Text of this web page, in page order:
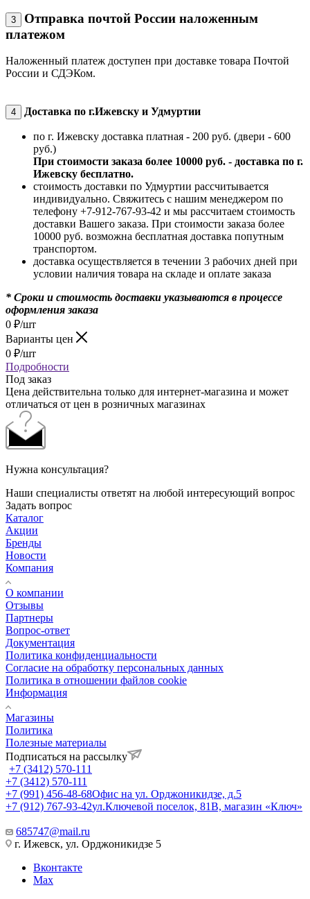
3
Отправка почтой России наложенным
платежом
Наложенный платеж доступен при доставке товара Почтой
России и СДЭКом.
4 Доставка по г.Ижевску и Удмуртии
по г. Ижевску доставка платная - 200 руб. (двери - 600
руб.)
При стоимости заказа более 10000 руб. - доставка по г.
Ижевску бесплатно.
стоимость доставки по Удмуртии рассчитывается
индивидуально. Свяжитесь с нашим менеджером по
телефону +7-912-767-93-42 и мы рассчитаем стоимость
доставки Вашего заказа. При стоимости заказа более
10000 руб. возможна бесплатная доставка попутным
транспортом.
доставка осуществляется в течении 3 рабочих дней при
условии наличия товара на складе и оплате заказа
* Сроки и стоимость доставки указываются в процессе
оформления заказа
0 ₽/шт
Варианты цен
0 ₽/шт
Подробности
Под заказ
Цена действительна только для интернет-магазина и может
отличаться от цен в розничных магазинах
Нужна консультация?
Наши специалисты ответят на любой интересующий вопрос
Задать вопрос
Каталог
Акции
Бренды
Новости
Компания
О компании
Отзывы
Партнеры
Вопрос-ответ
Документация
Политика конфиденциальности
Согласие на обработку персональных данных
Политика в отношении файлов cookie
Информация
Магазины
Политика
Полезные материалы
Подписаться на рассылку
+7 (3412) 570-111
+7 (3412) 570-111
+7 (991) 456-48-68Офис на ул. Орджоникидзе, д.5
+7 (912) 767-93-42ул.Ключевой поселок, 81В, магазин «Ключ»
685747@mail.ru
г. Ижевск, ул. Орджоникидзе 5
Вконтакте
Max